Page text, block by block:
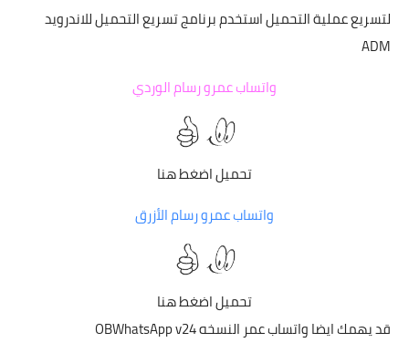
لتسريع عملية التحميل استخدمبرنامج تسريع التحميل للاندرويد
ADM
واتساب عمرو رسام الوردي
تحميلاضغط هنا
واتساب عمرو رسام الأزرق
تحميلاضغط هنا
قد يهمك ايضاواتساب عمر النسخه OBWhatsApp v24